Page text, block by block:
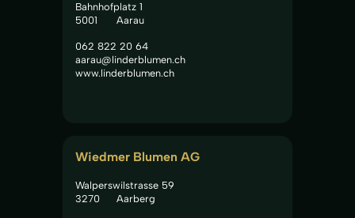
Bahnhofplatz 1
5001
Aarau
062 822 20 64
aarau@linderblumen.ch
www.linderblumen.ch
Wiedmer Blumen AG
Walperswilstrasse 59
3270
Aarberg